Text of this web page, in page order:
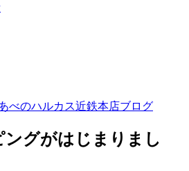
べのハルカス近鉄本店ブログ
グがはじまりまし